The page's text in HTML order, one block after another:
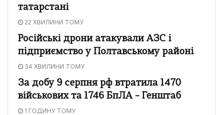
татарстані
22 ХВИЛИНИ ТОМУ
Російські дрони атакували АЗС і
підприємство у Полтавському районі
34 ХВИЛИНИ ТОМУ
За добу 9 серпня рф втратила 1470
військових та 1746 БпЛА – Генштаб
1 ГОДИНУ ТОМУ